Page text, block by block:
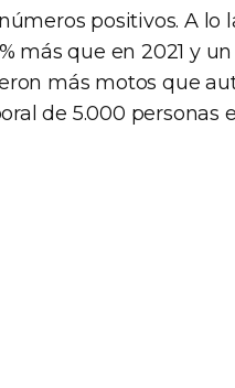
positivos. A lo
que en 2021 y un
más motos que
de 5.000 personas